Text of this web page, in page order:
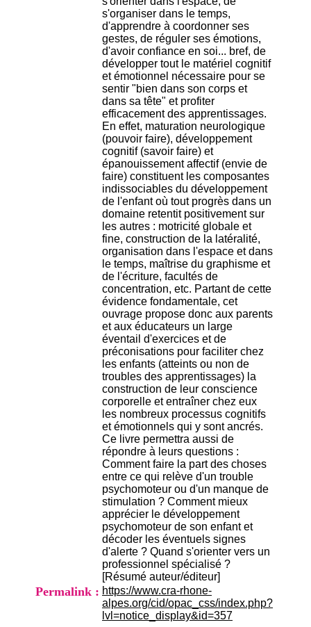
s'organiser dans le temps,
d'apprendre à coordonner ses
gestes, de réguler ses émotions,
d'avoir confiance en soi... bref, de
développer tout le matériel cognitif
et émotionnel nécessaire pour se
sentir "bien dans son corps et
dans sa tête" et profiter
efficacement des apprentissages.
En effet, maturation neurologique
(pouvoir faire), développement
cognitif (savoir faire) et
épanouissement affectif (envie de
faire) constituent les composantes
indissociables du développement
de l'enfant où tout progrès dans un
domaine retentit positivement sur
les autres : motricité globale et
fine, construction de la latéralité,
organisation dans l'espace et dans
le temps, maîtrise du graphisme et
de l'écriture, facultés de
concentration, etc. Partant de cette
évidence fondamentale, cet
ouvrage propose donc aux parents
et aux éducateurs un large
éventail d'exercices et de
préconisations pour faciliter chez
les enfants (atteints ou non de
troubles des apprentissages) la
construction de leur conscience
corporelle et entraîner chez eux
les nombreux processus cognitifs
et émotionnels qui y sont ancrés.
Ce livre permettra aussi de
répondre à leurs questions :
Comment faire la part des choses
entre ce qui relève d'un trouble
psychomoteur ou d'un manque de
stimulation ? Comment mieux
apprécier le développement
psychomoteur de son enfant et
décoder les éventuels signes
d'alerte ? Quand s'orienter vers un
professionnel spécialisé ?
[Résumé auteur/éditeur]
Permalink : https://www.cra-rhone-
alpes.org/cid/opac_css/index.php?
lvl=notice_display&id=357
n
d
u
C
R
A
R
h
ô
n
e
-
A
l
p
e
s
C
e
n
t
r
e
H
o
s
p
i
t
a
l
i
e
r
l
e
V
i
n
a
t
i
e
r
,
b
â
t
.
2